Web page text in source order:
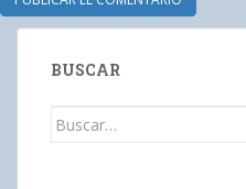
BUSCAR
Buscar: